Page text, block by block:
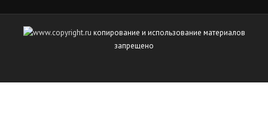
копирование и использование материалов
запрещено